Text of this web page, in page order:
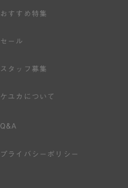
おすすめ特集
セール
スタッフ募集
ケユカについて
Q&A
プライバシーポリシー